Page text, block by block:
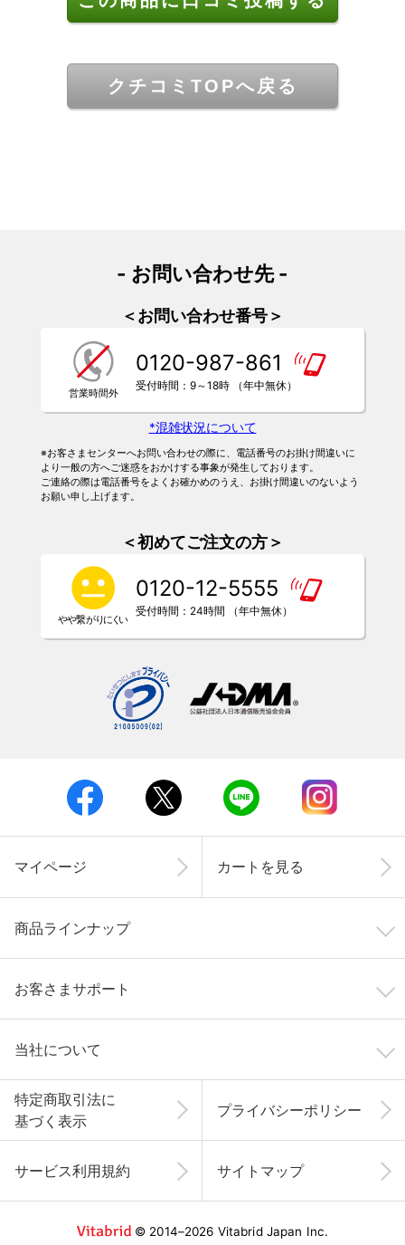
クチコミTOPへ戻る
- お問い合わせ先 -
＜お問い合わせ番号＞
0120-987-861
受付時間：9～18時 （年中無休）
*混雑状況について
※お客さまセンターへお問い合わせの際に、電話番号のお掛け間違いに
より一般の方へご迷惑をおかけする事象が発生しております。
ご連絡の際は電話番号をよくお確かめのうえ、お掛け間違いのないよう
お願い申し上げます。
＜初めてご注文の方＞
0120-12-5555
受付時間：24時間 （年中無休）
マイページ カートを見る
商品ラインナップ
お客さまサポート
当社について
特定商取引法に
基づく表示
プライバシーポリシー
サービス利用規約 サイトマップ
© 2014–2026 Vitabrid Japan Inc.